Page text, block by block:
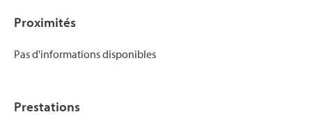
Proximités
Pas d'informations disponibles
Prestations